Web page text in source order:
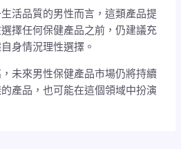
活品質的男性而言，這類產品提
擇任何保健產品之前，仍建議充
身情況理性選擇。
未來男性保健產品市場仍將持續
產品，也可能在這個領域中扮演